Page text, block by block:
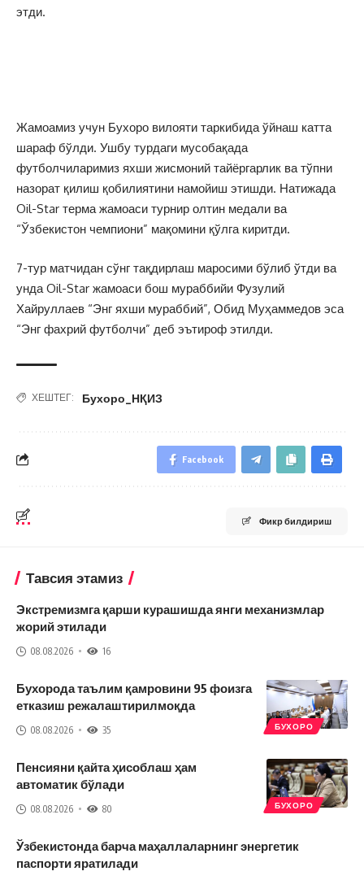
этди.
Жамоамиз учун Бухоро вилояти таркибида ўйнаш катта
шараф бўлди. Ушбу турдаги мусобақада
футболчиларимиз яхши жисмоний тайёргарлик ва тўпни
назорат қилиш қобилиятини намойиш этишди. Натижада
Oil-Star терма жамоаси турнир олтин медали ва
“Ўзбекистон чемпиони” мақомини қўлга киритди.
7-тур матчидан сўнг тақдирлаш маросими бўлиб ўтди ва
унда Oil-Star жамоаси бош мураббийи Фузулий
Хайруллаев “Энг яхши мураббий”, Обид Муҳаммедов эса
“Энг фахрий футболчи” деб эътироф этилди.
ХЕШТЕГ: Бухоро_НҚИЗ
Facebook
Фикр билдириш
Тавсия этамиз
Экстремизмга қарши курашишда янги механизмлар
жорий этилади
08.08.2026 16
БУХОРО
Бухорода таълим қамровини 95 фоизга
етказиш режалаштирилмоқда
08.08.2026 35
БУХОРО
Пенсияни қайта ҳисоблаш ҳам
автоматик бўлади
08.08.2026 80
Ўзбекистонда барча маҳаллаларнинг энергетик
паспорти яратилади